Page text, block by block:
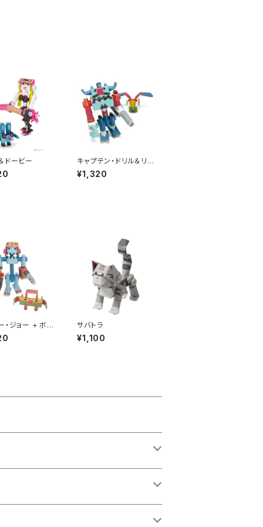
ドービー
キャプテン・ドリル＆リピ
ート
¥1,320
・ジョー + ボク サバトラ
¥1,100